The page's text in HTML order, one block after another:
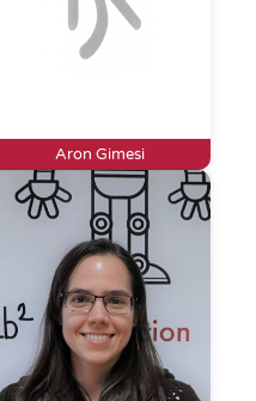
Aron Gimesi